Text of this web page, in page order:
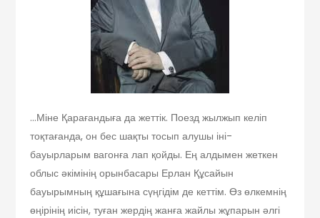
…Міне Қарағандыға да жеттік. Поезд жылжып келіп
тоқтағанда, он бес шақты тосып алушы іні-
бауырларым вагонға лап қойды. Ең алдымен жеткен
облыс әкімінің орынбасары Ерлан Құсайын
бауырымның құшағына сүңгідім де кеттім. Өз өлкемнің
өңірінің иісін, туған жердің жанға жайлы жұпарын әлгі